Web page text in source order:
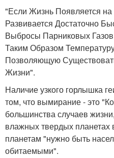
"Если Жизнь Появляется
Развивается Достаточно
Выбросы Парниковых
Таким Образом
Позволяющую
Жизни".
Наличие узкого горлышка
том, что вымирание - это
большинства случаев
влажных твердых планетах
планетам "нужно быть
обитаемыми".